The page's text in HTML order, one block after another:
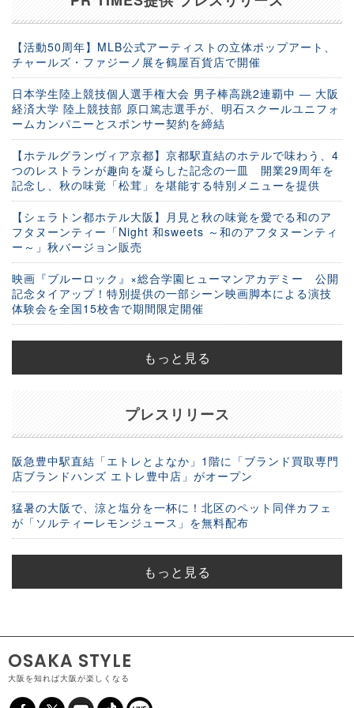
【活動50周年】MLB公式アーティストの立体ポップアート、
チャールズ・ファジーノ展を鶴屋百貨店で開催
日本学生陸上競技個人選手権大会 男子棒高跳2連覇中 ― 大阪
経済大学 陸上競技部 原口篤志選手が、明石スクールユニフォ
ームカンパニーとスポンサー契約を締結
【ホテルグランヴィア京都】京都駅直結のホテルで味わう、4
つのレストランが趣向を凝らした記念の一皿 開業29周年を
記念し、秋の味覚「松茸」を堪能する特別メニューを提供
【シェラトン都ホテル大阪】月見と秋の味覚を愛でる和のア
フタヌーンティー「Night 和sweets ～和のアフタヌーンティ
ー～」秋バージョン販売
映画『ブルーロック』×総合学園ヒューマンアカデミー 公開
記念タイアップ！特別提供の一部シーン映画脚本による演技
体験会を全国15校舎で期間限定開催
もっと見る
プレスリリース
阪急豊中駅直結「エトレとよなか」1階に「ブランド買取専門
店ブランドハンズ エトレ豊中店」がオープン
猛暑の大阪で、涼と塩分を一杯に！北区のペット同伴カフェ
が「ソルティーレモンジュース」を無料配布
もっと見る
OSAKA STYLE
大阪を知れば大阪が楽しくなる